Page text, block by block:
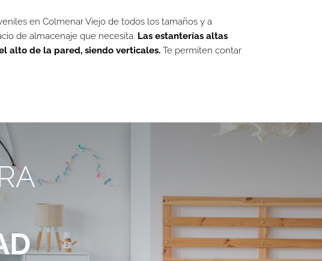
en Colmenar Viejo de todos los tamaños y a
de almacenaje que necesita. Las estanterías altas
alto de la pared, siendo verticales.Te permiten contar